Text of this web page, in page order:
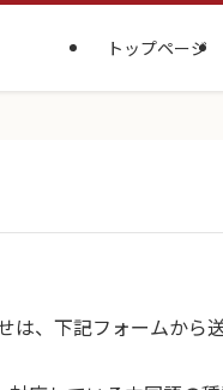
トップページ
、下記フォームから送